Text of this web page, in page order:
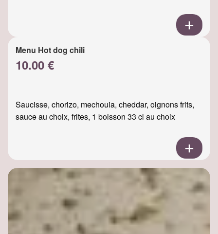
Menu Hot dog chili
10.00 €
Saucisse, chorizo, mechouia, cheddar, oignons frits,
sauce au choix, frites, 1 boisson 33 cl au choix